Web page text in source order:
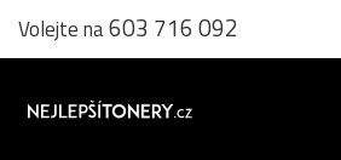
Volejte na603 716 092